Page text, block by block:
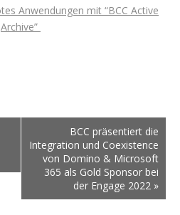
Anwendungen mit “BCC Active
Archive”
BCC präsentiert die
Integration und Coexistence
von Domino & Microsoft
365 als Gold Sponsor bei
der Engage 2022 »